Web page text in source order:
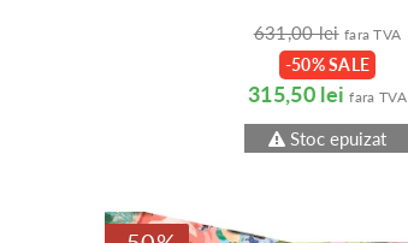
631,00 lei fara TVA
-50% SALE
315,50 lei fara TVA
Stoc epuizat